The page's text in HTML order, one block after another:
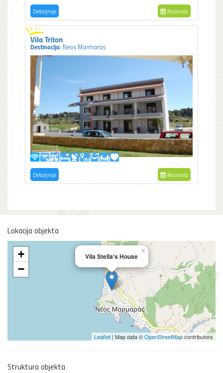
Detaljnije Rezerviši
Vila Triton
Destinacija: Neos Marmaras
Detaljnije Rezerviši
Lokacija objekta
Vila Stella's House
×
+
−
Leaflet | Map data ©OpenStreetMapcontributors
Struktura objekta